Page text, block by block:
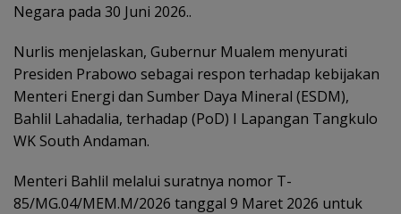
Negara pada 30 Juni 2026..
Nurlis menjelaskan, Gubernur Mualem menyurati
Presiden Prabowo sebagai respon terhadap kebijakan
Menteri Energi dan Sumber Daya Mineral (ESDM),
Bahlil Lahadalia, terhadap (PoD) I Lapangan Tangkulo
WK South Andaman.
Menteri Bahlil melalui suratnya nomor T-
85/MG.04/MEM.M/2026 tanggal 9 Maret 2026 untuk